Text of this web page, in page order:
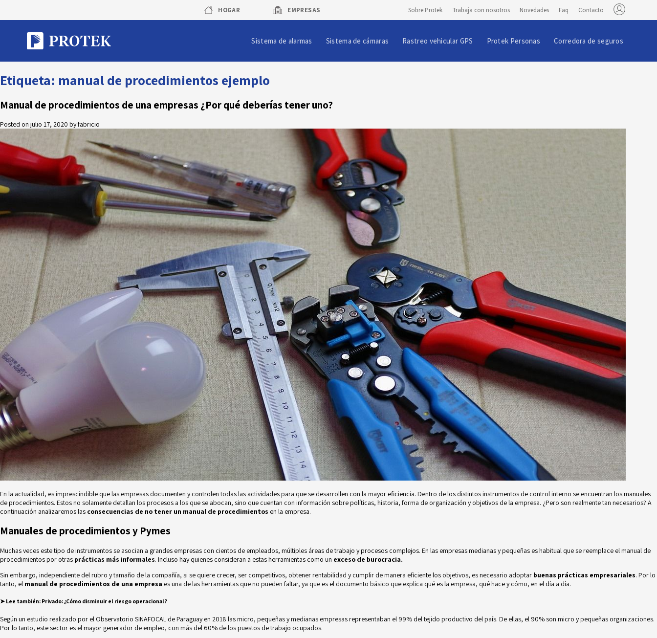
content
HOGAR EMPRESAS Sobre Protek Trabaja con nosotros Novedades Faq Contacto
Sistema de alarmas Sistema de cámaras Rastreo vehicular GPS Protek Personas Corredora de seguros
Etiqueta: manual de procedimientos ejemplo
Manual de procedimientos de una empresas ¿Por qué deberías tener uno?
Posted on julio 17, 2020 byfabricio
En la actualidad, es imprescindible que las empresas documenten y controlen todas las actividades para que se desarrollen con la mayor eficiencia. Dentro de los distintos instrumentos de control interno se encuentran los manuales
de procedimientos. Estos no solamente detallan los procesos a los que se abocan, sino que cuentan con información sobre políticas, historia, forma de organización y objetivos de la empresa. ¿Pero son realmente tan necesarios? A
continuación analizaremos las consecuencias de no tener un manual de procedimientos en la empresa.
Manuales de procedimientos y Pymes
Muchas veces este tipo de instrumentos se asocian a grandes empresas con cientos de empleados, múltiples áreas de trabajo y procesos complejos. En las empresas medianas y pequeñas es habitual que se reemplace el manual de
procedimientos por otras prácticas más informales. Incluso hay quienes consideran a estas herramientas como un exceso de burocracia.
Sin embargo, independiente del rubro y tamaño de la compañía, si se quiere crecer, ser competitivos, obtener rentabilidad y cumplir de manera eficiente los objetivos, es necesario adoptar buenas prácticas empresariales. Por lo
tanto, el manual de procedimientos de una empresa es una de las herramientas que no pueden faltar, ya que es el documento básico que explica qué es la empresa, qué hace y cómo, en el día a día.
➤ Lee también: Privado: ¿Cómo disminuir el riesgo operacional?
Según un estudio realizado por el Observatorio SINAFOCAL de Paraguayen 2018 las micro, pequeñas y medianas empresas representaban el 99% del tejido productivo del país. De ellas, el 90% son micro y pequeñas organizaciones.
Por lo tanto, este sector es el mayor generador de empleo, con más del 60% de los puestos de trabajo ocupados.